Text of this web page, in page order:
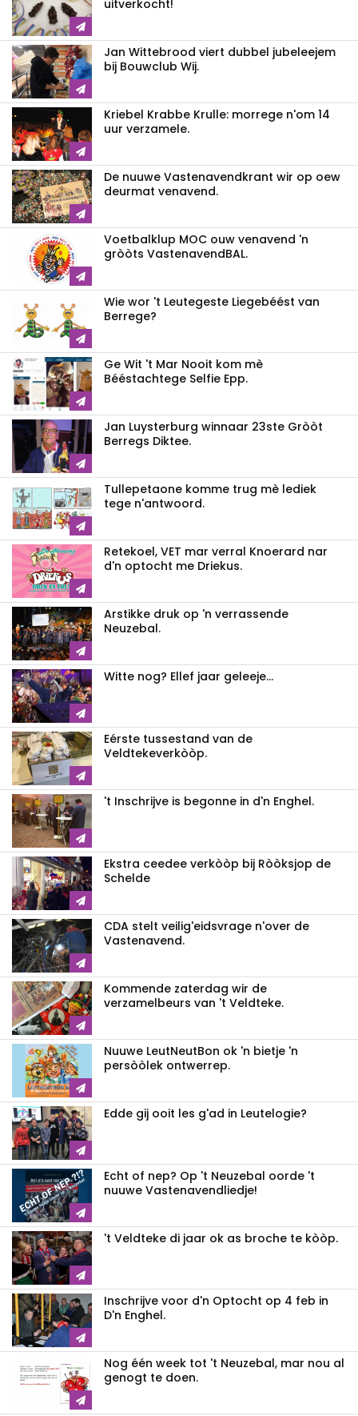
uitverkocht!
Jan Wittebrood viert dubbel jubeleejem
bij Bouwclub Wij.
Kriebel Krabbe Krulle: morrege n'om 14
uur verzamele.
De nuuwe Vastenavendkrant wir op oew
deurmat venavend.
Voetbalklup MOC ouw venavend 'n
gròòts VastenavendBAL.
Wie wor 't Leutegeste Liegebéést van
Berrege?
Ge Wit 't Mar Nooit kom mè
Bééstachtege Selfie Epp.
Jan Luysterburg winnaar 23ste Gròòt
Berregs Diktee.
Tullepetaone komme trug mè lediek
tege n'antwoord.
Retekoel, VET mar verral Knoerard nar
d'n optocht me Driekus.
Arstikke druk op 'n verrassende
Neuzebal.
Witte nog? Ellef jaar geleeje...
Eérste tussestand van de
Veldtekeverkòòp.
't Inschrijve is begonne in d'n Enghel.
Ekstra ceedee verkòòp bij Ròòksjop de
Schelde
CDA stelt veilig'eidsvrage n'over de
Vastenavend.
Kommende zaterdag wir de
verzamelbeurs van 't Veldteke.
Nuuwe LeutNeutBon ok 'n bietje 'n
persòòlek ontwerrep.
Edde gij ooit les g'ad in Leutelogie?
Echt of nep? Op 't Neuzebal oorde 't
nuuwe Vastenavendliedje!
't Veldteke di jaar ok as broche te kòòp.
Inschrijve voor d'n Optocht op 4 feb in
D'n Enghel.
Nog één week tot 't Neuzebal, mar nou al
genogt te doen.